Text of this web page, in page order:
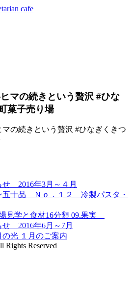
マの続きという贅沢 #ひな
菓子売り場
2016年3月～４月
五十品 Ｎｏ．１２ 冷製パスタ・
見学と食材16分類 09.果実
2016年6月～7月
光 １月のご案内
Rights Reserved